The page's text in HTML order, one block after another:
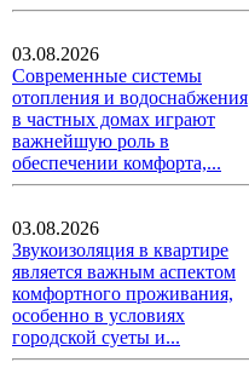
03.08.2026
Современные системы
отопления и водоснабжения
в частных домах играют
важнейшую роль в
обеспечении комфорта,...
03.08.2026
Звукоизоляция в квартире
является важным аспектом
комфортного проживания,
особенно в условиях
городской суеты и...